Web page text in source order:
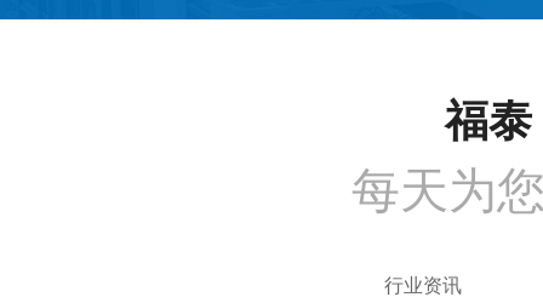
福泰
每天为
行业资讯